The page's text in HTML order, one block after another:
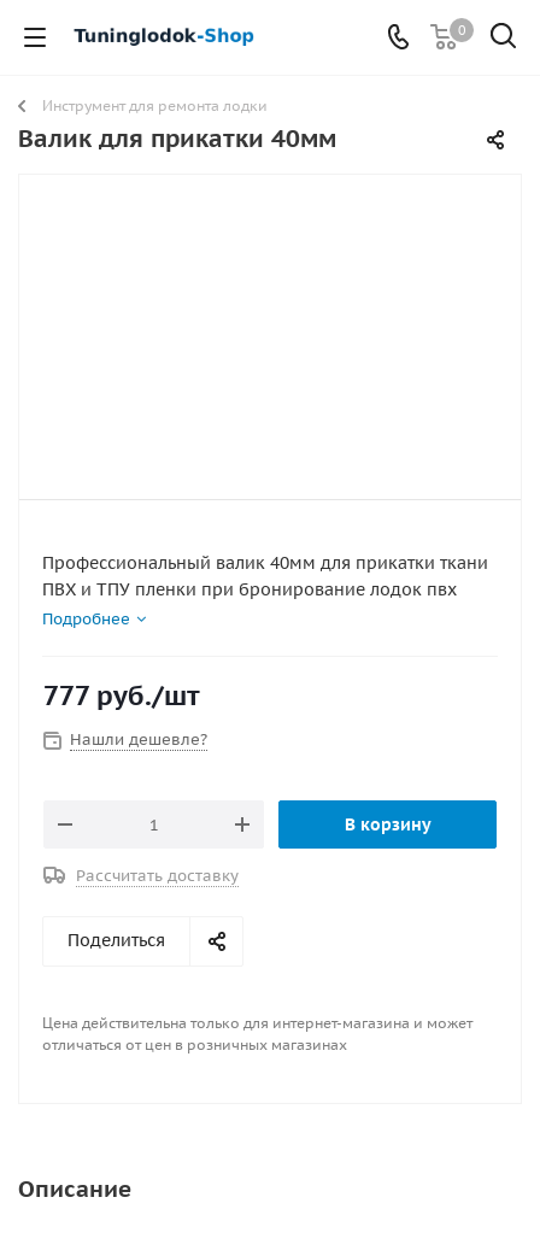
0
Инструмент для ремонта лодки
Валик для прикатки 40мм
Профессиональный валик 40мм для прикатки ткани
ПВХ и ТПУ пленки при бронирование лодок пвх
Подробнее
777 руб./шт
Нашли дешевле?
В корзину
Рассчитать доставку
Поделиться
Цена действительна только для интернет-магазина и может
отличаться от цен в розничных магазинах
Описание